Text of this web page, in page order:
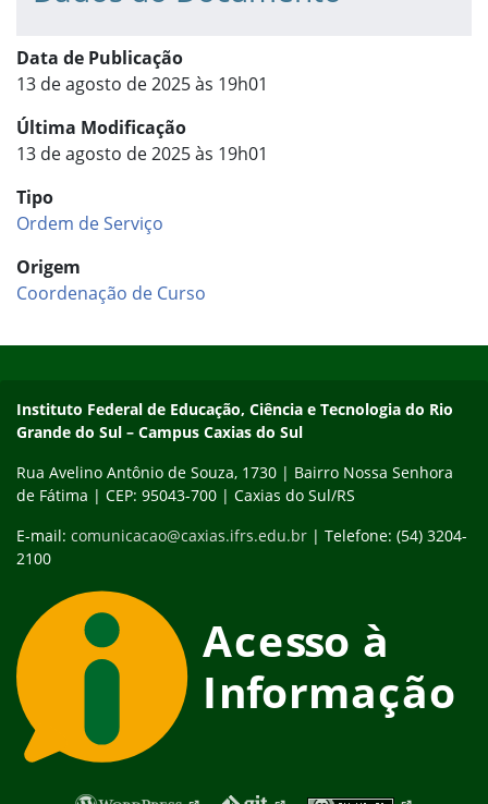
Data de Publicação
13 de agosto de 2025 às 19h01
Última Modificação
13 de agosto de 2025 às 19h01
Tipo
Ordem de Serviço
Origem
Coordenação de Curso
Instituto Federal de Educação, Ciência e Tecnologia do Rio
Grande do Sul – Campus Caxias do Sul
Rua Avelino Antônio de Souza, 1730 | Bairro Nossa Senhora
de Fátima | CEP: 95043-700 | Caxias do Sul/RS
E-mail: comunicacao@caxias.ifrs.edu.br | Telefone: (54) 3204-
2100